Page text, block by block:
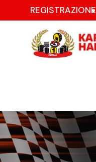
REGISTRAZIONE